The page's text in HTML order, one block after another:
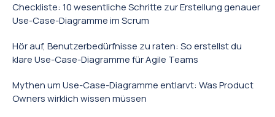
Checkliste: 10 wesentliche Schritte zur Erstellung genauer
Use-Case-Diagramme im Scrum
Hör auf, Benutzerbedürfnisse zu raten: So erstellst du
klare Use-Case-Diagramme für Agile Teams
Mythen um Use-Case-Diagramme entlarvt: Was Product
Owners wirklich wissen müssen